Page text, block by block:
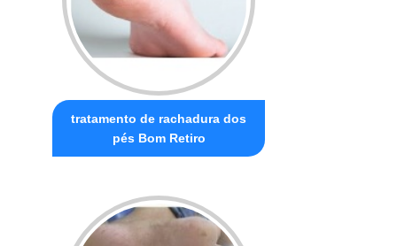
tratamento de rachadura dos
pés Bom Retiro